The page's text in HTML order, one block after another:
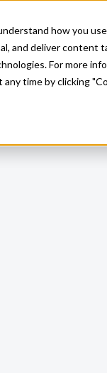
how you
and deliver
For more
time by clicking